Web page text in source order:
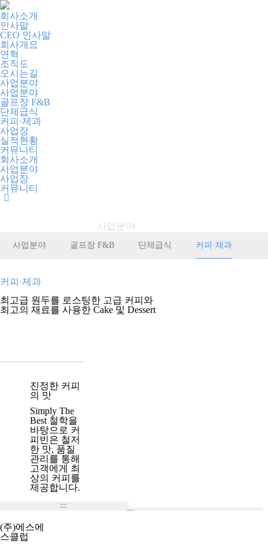
회사소개
인사말
CEO 인사말
회사개요
연혁
조직도
오시는길
사업분야
사업분야
골프장 F&B
단체급식
커피·제과
사업장
실적현황
커뮤니티
회사소개
사업분야
사업장
커뮤니티
사업분야
사업분야 골프장 F&B 단체급식 커피·제과
커피·제과
​최고급 원두를 로스팅한 고급 커피와
최고의 재료를 사용한 Cake 및 Dessert
진정한 커피
의 맛
Simply The
Best 철학을
바탕으로 커
피빈은 철저
한 맛, 품질
관리를 통해
고객에게 최
상의 커피를
제공합니다.
(주)에스에
스클럽